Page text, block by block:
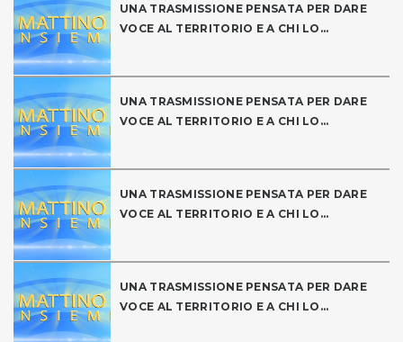
UNA TRASMISSIONE PENSATA PER DARE
VOCE AL TERRITORIO E A CHI LO...
UNA TRASMISSIONE PENSATA PER DARE
VOCE AL TERRITORIO E A CHI LO...
UNA TRASMISSIONE PENSATA PER DARE
VOCE AL TERRITORIO E A CHI LO...
UNA TRASMISSIONE PENSATA PER DARE
VOCE AL TERRITORIO E A CHI LO...